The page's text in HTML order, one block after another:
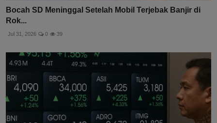
Bocah SD Meninggal Setelah Mobil Terjebak Banjir di
Rok...
Jul 31, 2026 0 39